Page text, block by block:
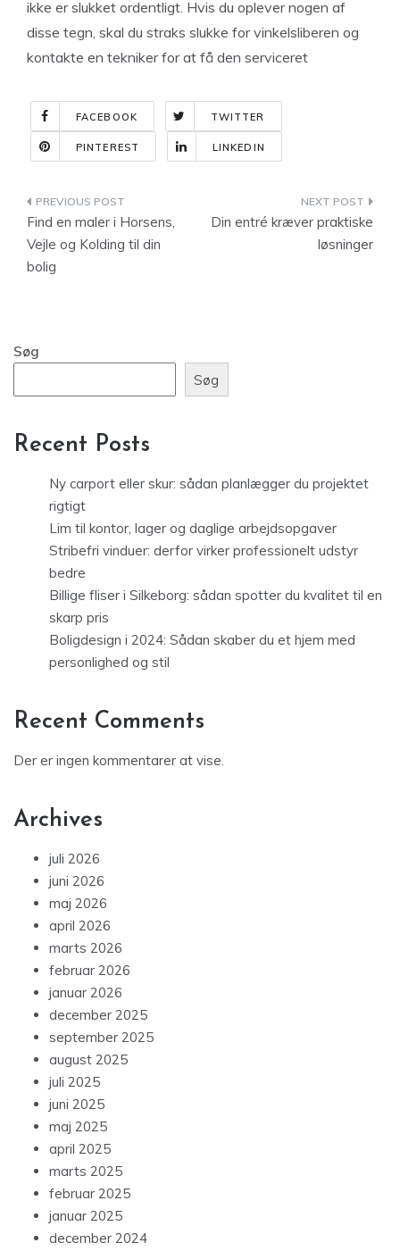
ikke er slukket ordentligt. Hvis du oplever nogen af
disse tegn, skal du straks slukke for vinkelsliberen og
kontakte en tekniker for at få den serviceret
FACEBOOK TWITTER
PINTEREST LINKEDIN
Indlægsnavigation
Find en maler i Horsens,
Vejle og Kolding til din
bolig
Din entré kræver praktiske
løsninger
Søg
Søg
Recent Posts
Ny carport eller skur: sådan planlægger du projektet
rigtigt
Lim til kontor, lager og daglige arbejdsopgaver
Stribefri vinduer: derfor virker professionelt udstyr
bedre
Billige fliser i Silkeborg: sådan spotter du kvalitet til en
skarp pris
Boligdesign i 2024: Sådan skaber du et hjem med
personlighed og stil
Recent Comments
Der er ingen kommentarer at vise.
Archives
juli 2026
juni 2026
maj 2026
april 2026
marts 2026
februar 2026
januar 2026
december 2025
september 2025
august 2025
juli 2025
juni 2025
maj 2025
april 2025
marts 2025
februar 2025
januar 2025
december 2024